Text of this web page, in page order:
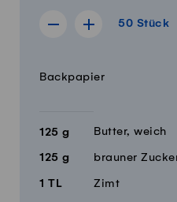
50 Stück
Rezept für 49 Stück
Rezept für 51
50 Stück
MengeZutaten
Backpapier
125 g Butter, weich
125 g brauner
1 TL Zimt